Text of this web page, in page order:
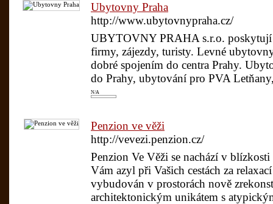
Ubytovny Praha
http://www.ubytovnypraha.cz/
UBYTOVNY PRAHA s.r.o. poskytují
firmy, zájezdy, turisty. Levné
dobré spojením do centra Prahy.
do Prahy, ubytování pro PVA
N/A
Penzion ve věži
http://vevezi.penzion.cz/
Penzion Ve Věži se nachází v
Vám azyl při Vašich cestách za
vybudován v prostorách nově
architektonickým unikátem s